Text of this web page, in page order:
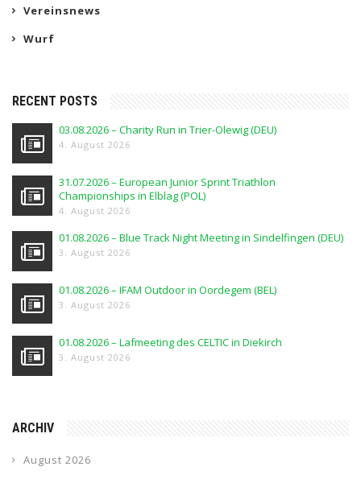
Vereinsnews
Wurf
RECENT POSTS
03.08.2026 – Charity Run in Trier-Olewig (DEU)
4. August 2026
31.07.2026 – European Junior Sprint Triathlon
Championships in Elblag (POL)
4. August 2026
01.08.2026 – Blue Track Night Meeting in Sindelfingen (DEU)
3. August 2026
01.08.2026 – IFAM Outdoor in Oordegem (BEL)
3. August 2026
01.08.2026 – Lafmeeting des CELTIC in Diekirch
3. August 2026
ARCHIV
August 2026